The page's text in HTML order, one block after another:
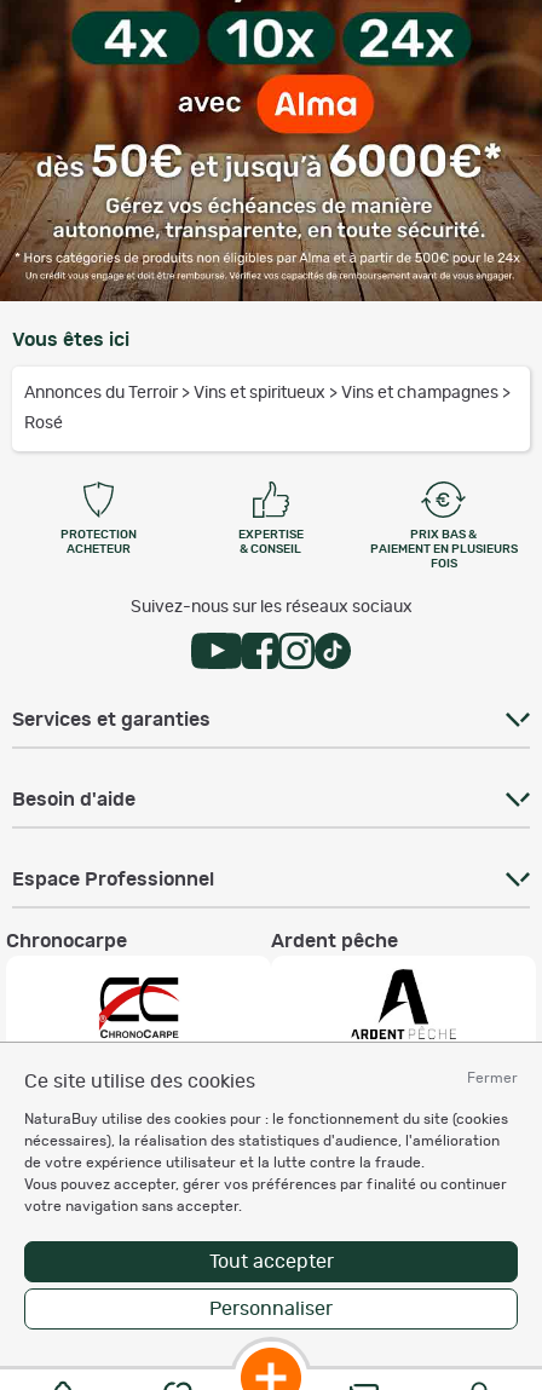
Fermer
Ce site utilise des cookies
NaturaBuy utilise des cookies pour : le fonctionnement du site (cookies
nécessaires), la réalisation des statistiques d'audience, l'amélioration
de votre expérience utilisateur et la lutte contre la fraude.
Vous pouvez accepter, gérer vos préférences par finalité ou continuer
votre navigation sans accepter.
Tout accepter
Personnaliser
Vous êtes ici
Annonces du Terroir > Vins et spiritueux > Vins et champagnes >
Rosé
PROTECTION
ACHETEUR
EXPERTISE
& CONSEIL
PRIX BAS &
PAIEMENT EN PLUSIEURS
FOIS
Suivez-nous sur les réseaux sociaux
Services et garanties
Besoin d'aide
Espace Professionnel
Chronocarpe Ardent pêche
Charte éthique
Mentions légales
Règlement & Conditions d'utilisation
Politique de protection
des données personnelles
Personnalisation des cookies
Copyright © 2007-2026 NaturaBuy. Tous droits réservés. N°CNIL: 1239459.
Les marques commerciales mentionnées appartiennent à leurs propriétaires
respectifs in 0.062 s